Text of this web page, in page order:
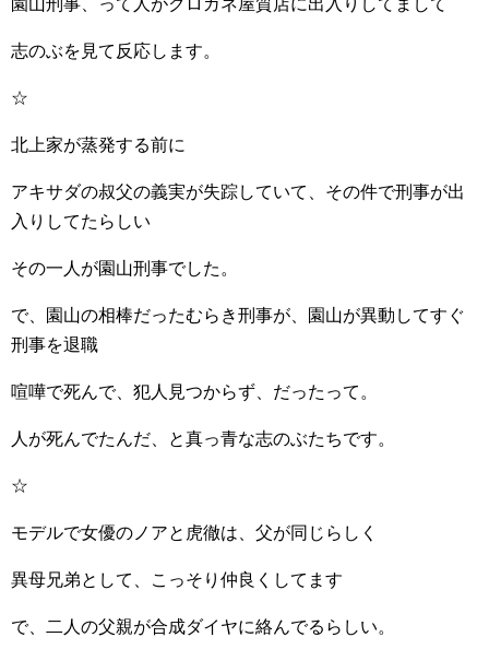
園山刑事、って人がクロガネ屋質店に出入りしてまして
志のぶを見て反応します。
☆
北上家が蒸発する前に
アキサダの叔父の義実が失踪していて、その件で刑事が出
入りしてたらしい
その一人が園山刑事でした。
で、園山の相棒だったむらき刑事が、園山が異動してすぐ
刑事を退職
喧嘩で死んで、犯人見つからず、だったって。
人が死んでたんだ、と真っ青な志のぶたちです。
☆
モデルで女優のノアと虎徹は、父が同じらしく
異母兄弟として、こっそり仲良くしてます
で、二人の父親が合成ダイヤに絡んでるらしい。